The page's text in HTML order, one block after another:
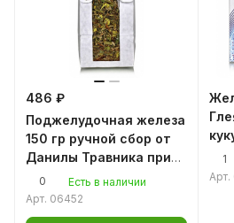
486 ₽
Поджелудочная железа
150 гр ручной сбор от
Данилы Травника при
панкреатите
0
Есть в наличии
Арт. 06452
1
Арт.